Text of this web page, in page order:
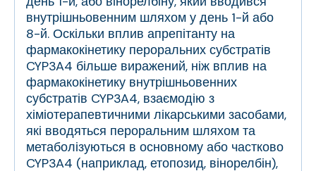
внутрішньовенним шляхом у день 1-й або
8-й. Оскільки вплив апрепітанту на
фармакокінетику пероральних субстратів
CYP3A4 більше виражений, ніж вплив на
фармакокінетику внутрішньовенних
субстратів CYP3A4, взаємодію з
хіміотерапевтичними лікарськими засобами,
які вводяться пероральним шляхом та
метаболізуються в основному або частково
CYP3A4 (наприклад, етопозид, вінорелбін),